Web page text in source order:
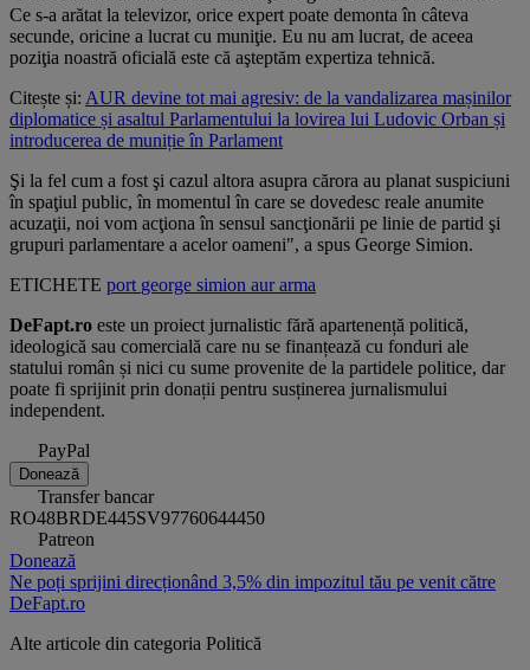
Ce s-a arătat la televizor, orice expert poate demonta în câteva
secunde, oricine a lucrat cu muniţie. Eu nu am lucrat, de aceea
poziţia noastră oficială este că aşteptăm expertiza tehnică.
Citește și: AUR devine tot mai agresiv: de la vandalizarea mașinilor
diplomatice și asaltul Parlamentului la lovirea lui Ludovic Orban și
introducerea de muniție în Parlament
Şi la fel cum a fost şi cazul altora asupra cărora au planat suspiciuni
în spaţiul public, în momentul în care se dovedesc reale anumite
acuzaţii, noi vom acţiona în sensul sancţionării pe linie de partid şi
grupuri parlamentare a acelor oameni", a spus George Simion.
ETICHETE port george simion aurarma
DeFapt.ro este un proiect jurnalistic fără apartenență politică,
ideologică sau comercială care nu se finanțează cu fonduri ale
statului român și nici cu sume provenite de la partidele politice, dar
poate fi sprijinit prin donații pentru susținerea jurnalismului
independent.
PayPal
Donează
Transfer bancar
RO48BRDE445SV97760644450
Patreon
Donează
Ne poți sprijini direcționând 3,5% din impozitul tău pe venit către
DeFapt.ro
Alte articole din categoria Politică